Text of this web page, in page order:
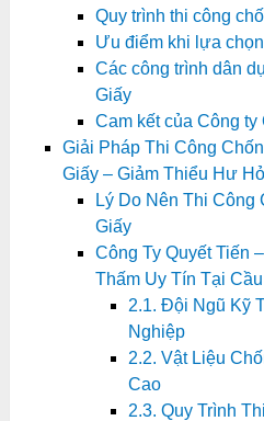
Quy trình thi công
Ưu điểm khi lựa
Các công trình dân
Giấy
Cam kết của Công ty
Giải Pháp Thi Công
Giấy – Giảm Thiểu Hư
Lý Do Nên Thi Công
Giấy
Công Ty Quyết Tiến
Thấm Uy Tín Tại
2.1. Đội Ngũ Kỹ
Nghiệp
2.2. Vật Liệu
Cao
2.3. Quy Trình